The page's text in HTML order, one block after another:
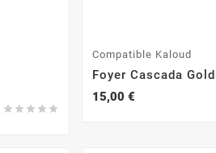
    
Compatible Kaloud
Foyer Cascada
15,00 €